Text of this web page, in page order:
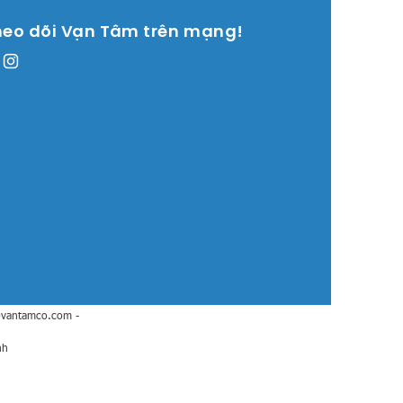
dõi Vạn Tâm trên mạng!
-